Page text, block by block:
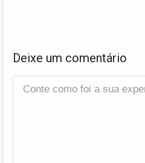
Deixe um comentário